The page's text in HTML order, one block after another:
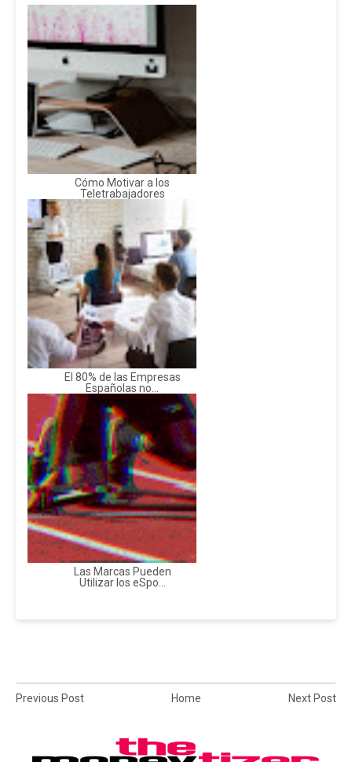
Cómo Motivar a los
Teletrabajadores
El 80% de las Empresas
Españolas no...
Las Marcas Pueden
Utilizar los eSpo...
Previous Post Home Next Post